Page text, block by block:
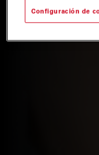
Configuración de